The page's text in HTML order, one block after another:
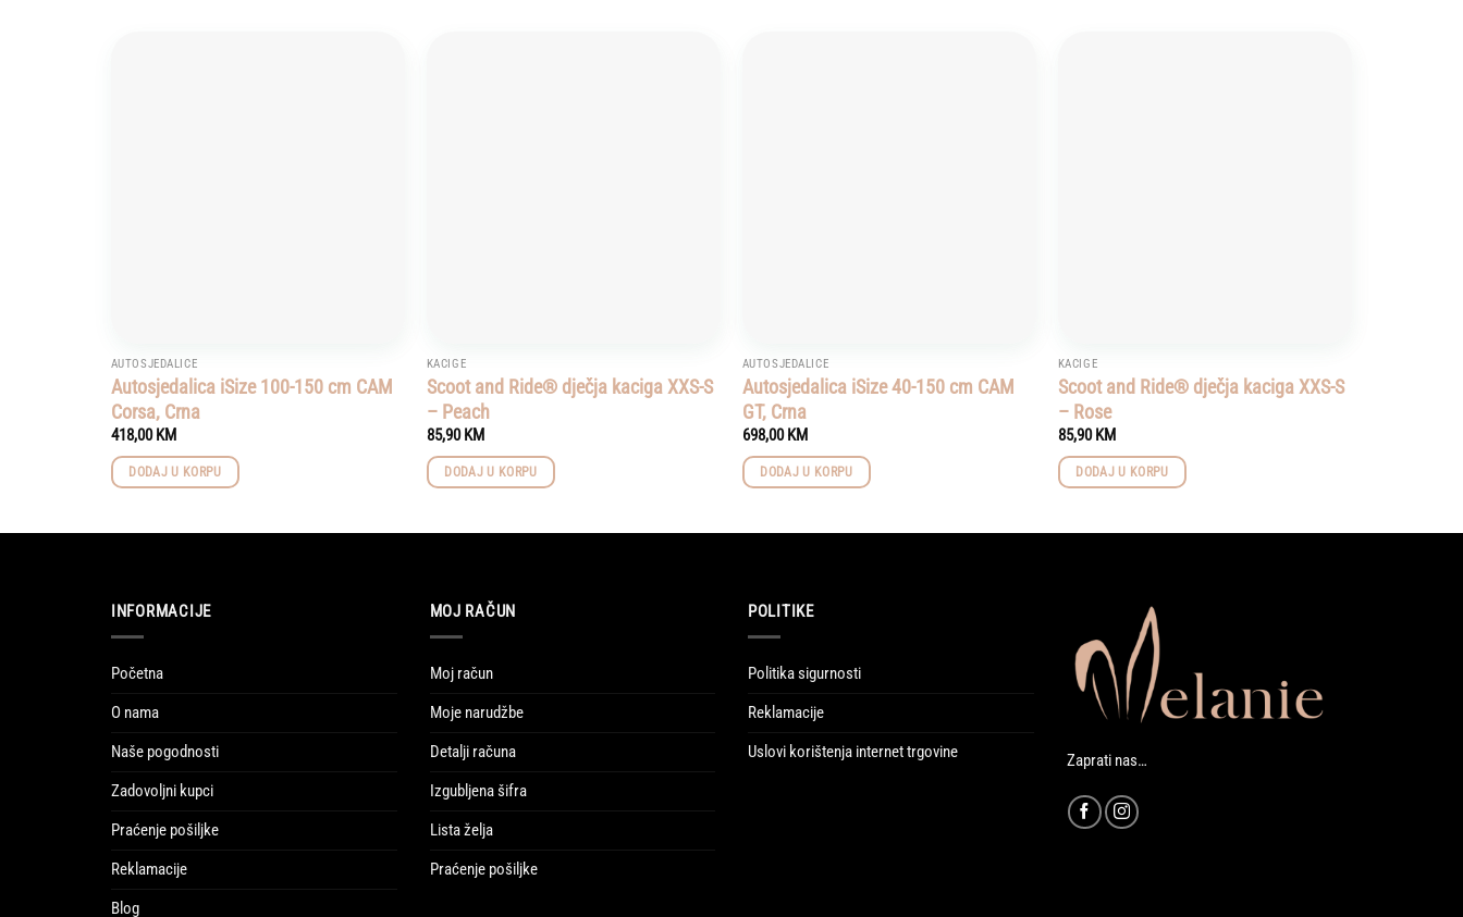
AUTOSJEDALICE
Autosjedalica iSize 100-150 cm CAM
Corsa, Crna
418,00KM
DODAJ U KORPU
KACIGE
Scoot and Ride® dječja kaciga XXS-S
– Peach
85,90KM
DODAJ U KORPU
AUTOSJEDALICE
Autosjedalica iSize 40-150 cm CAM
GT, Crna
698,00KM
DODAJ U KORPU
KACIGE
Scoot and Ride® dječja kaciga XXS-S
– Rose
85,90KM
DODAJ U KORPU
INFORMACIJE
Početna
O nama
Naše pogodnosti
Zadovoljni kupci
Praćenje pošiljke
Reklamacije
Blog
MOJ RAČUN
Moj račun
Moje narudžbe
Detalji računa
Izgubljena šifra
Lista želja
Praćenje pošiljke
POLITIKE
Politika sigurnosti
Reklamacije
Uslovi korištenja internet trgovine
Zaprati nas…